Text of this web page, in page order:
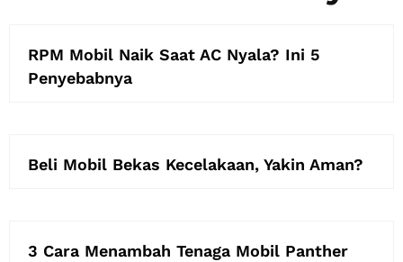
RPM Mobil Naik Saat AC Nyala? Ini 5
Penyebabnya
Beli Mobil Bekas Kecelakaan, Yakin Aman?
3 Cara Menambah Tenaga Mobil Panther